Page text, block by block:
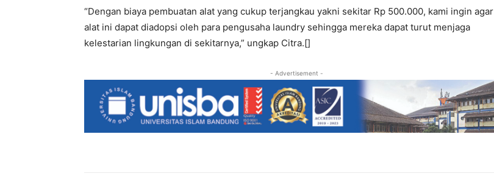
“Dengan biaya pembuatan alat yang cukup terjangkau yakni sekitar Rp 500.000, kami ingin agar
alat ini dapat diadopsi oleh para pengusaha laundry sehingga mereka dapat turut menjaga
kelestarian lingkungan di sekitarnya,” ungkap Citra.[]
- Advertisement -